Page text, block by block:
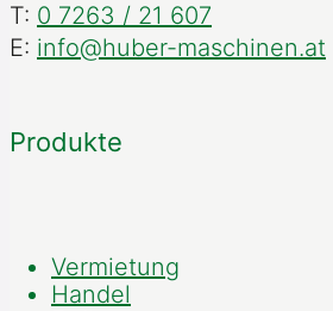
T: 0 7263 / 21 607
E: info@huber-maschinen.at
Produkte
Vermietung
Handel